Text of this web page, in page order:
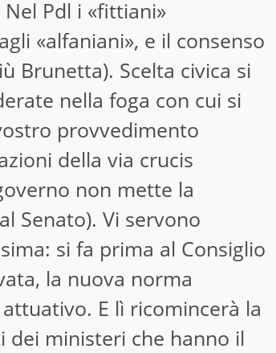
Pdl i «fittiani»
«alfaniani», e il consenso
Brunetta). Scelta civica si
nella foga con cui si
provvedimento
della via crucis
non mette la
Senato). Vi servono
si fa prima al Consiglio
la nuova norma
E lì ricomincerà la
ministeri che hanno il